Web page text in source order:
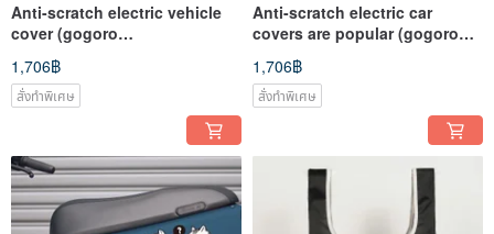
Anti-scratch electric vehicle
cover (gogoro
2/3/viva/Ai1/UR1/Jego)
1,706฿
สั่งทำพิเศษ
Anti-scratch electric car
covers are popular (gogoro
2/3/viva/Ai1/UR1/eReady)
1,706฿
สั่งทำพิเศษ